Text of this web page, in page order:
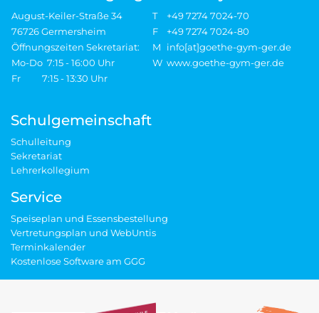
August-Keiler-Straße 34 T
+49 7274 7024-70
76726 Germersheim
F
+49 7274 7024-80
Öffnungszeiten Sekretariat:
M
info[at]goethe-gym-ger.de
Mo-Do 7:15 - 16:00 Uhr
W www.goethe-gym-ger.de
Fr 7:15 - 13:30 Uhr
Schulgemeinschaft
Schulleitung
Sekretariat
Lehrerkollegium
Service
Speiseplan und Essensbestellung
Vertretungsplan und WebUntis
Terminkalender
Kostenlose Software am GGG